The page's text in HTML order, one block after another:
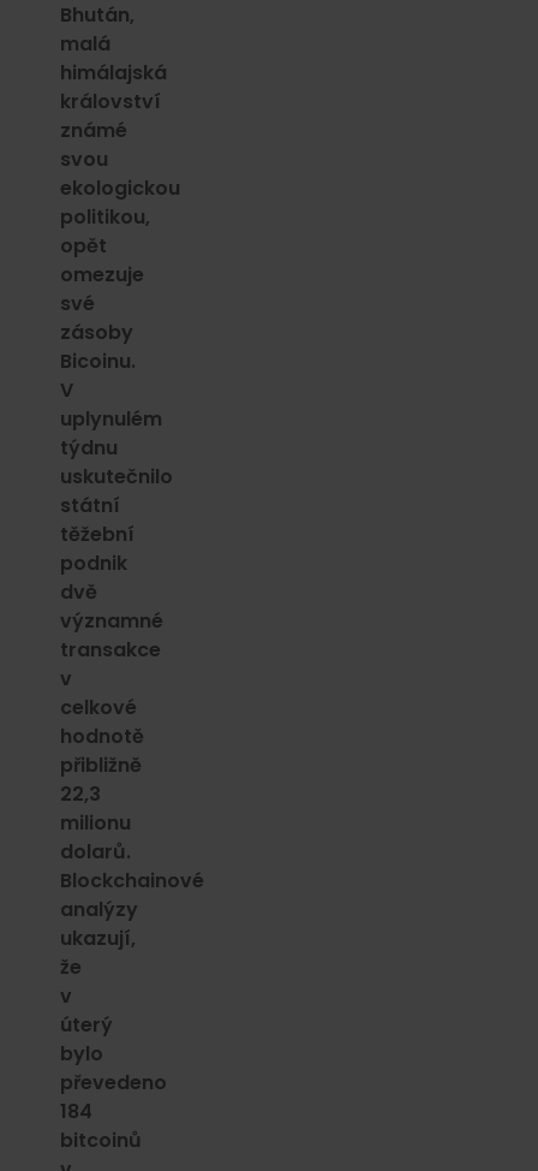
Bhután,
malá
himálajská
království
známé
svou
ekologickou
politikou,
opět
omezuje
své
zásoby
Bicoinu.
V
uplynulém
týdnu
uskutečnilo
státní
těžební
podnik
dvě
významné
transakce
v
celkové
hodnotě
přibližně
22,3
milionu
dolarů.
Blockchainové
analýzy
ukazují,
že
v
úterý
bylo
převedeno
184
bitcoinů